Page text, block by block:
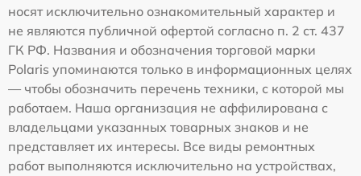
носят исключительно ознакомительный характер и
не являются публичной офертой согласно п. 2 ст. 437
ГК РФ. Названия и обозначения торговой марки
Polaris упоминаются только в информационных целях
— чтобы обозначить перечень техники, с которой мы
работаем. Наша организация не аффилирована с
владельцами указанных товарных знаков и не
представляет их интересы. Все виды ремонтных
работ выполняются исключительно на устройствах,